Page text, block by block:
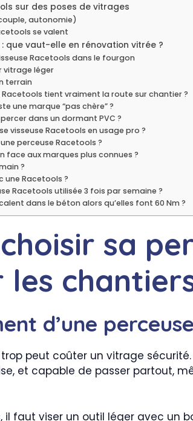
sur des poses de vitrages
autonomie)
se valent
que vaut-elle en rénovation vitrée ?
Racetools dans le fourgon
vitrage léger
terrain
tient vraiment la route sur chantier ?
une marque “pas chère” ?
dans un dormant PVC ?
visseuse Racetools en usage pro ?
perceuse Racetools ?
aux marques plus connues ?
?
une Racetools ?
Racetools utilisée 3 fois par semaine ?
dans le béton alors qu’elles font 60 Nm ?
sa
d’une
peut coûter un vitrage
et capable de passer partout,
il faut viser un outil léger avec un